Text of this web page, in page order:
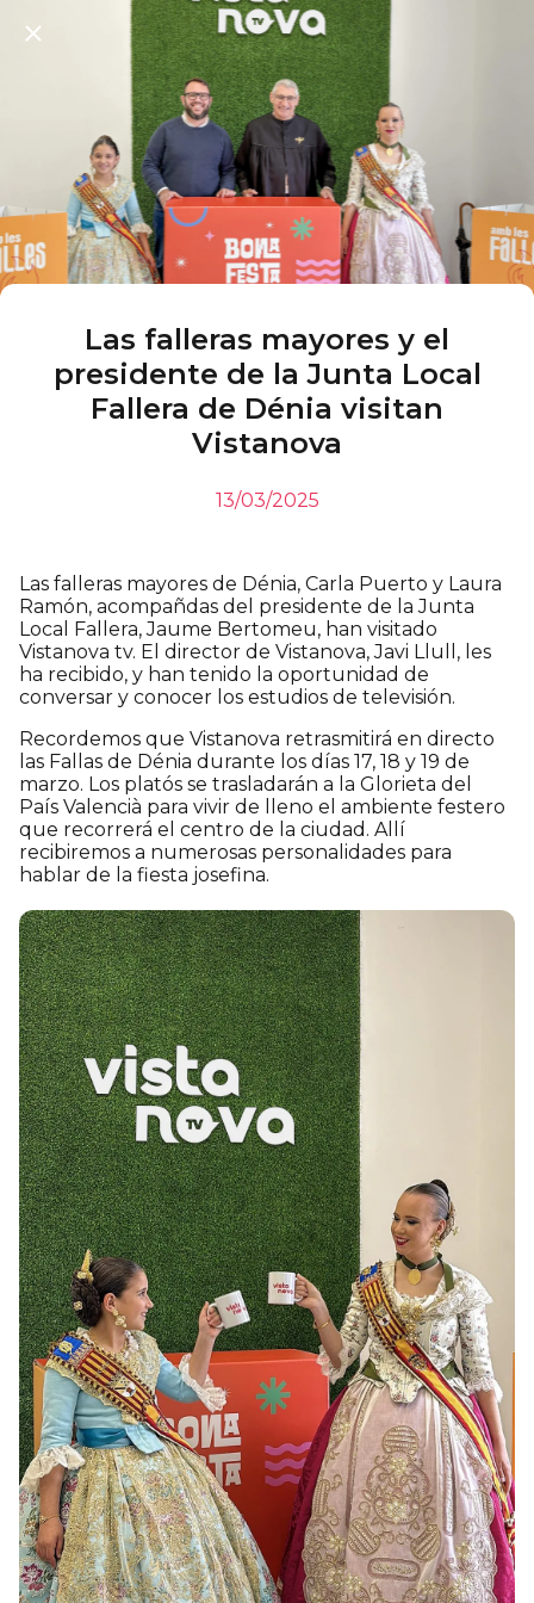
Las falleras mayores y el
presidente de la Junta Local
Fallera de Dénia visitan
Vistanova
13/03/2025
Las falleras mayores de Dénia, Carla Puerto y Laura
Ramón, acompañdas del presidente de la Junta
Local Fallera, Jaume Bertomeu, han visitado
Vistanova tv. El director de Vistanova, Javi Llull, les
ha recibido, y han tenido la oportunidad de
conversar y conocer los estudios de televisión.
Recordemos que Vistanova retrasmitirá en directo
las Fallas de Dénia durante los días 17, 18 y 19 de
marzo. Los platós se trasladarán a la Glorieta del
País Valencià para vivir de lleno el ambiente festero
que recorrerá el centro de la ciudad. Allí
recibiremos a numerosas personalidades para
hablar de la fiesta josefina.